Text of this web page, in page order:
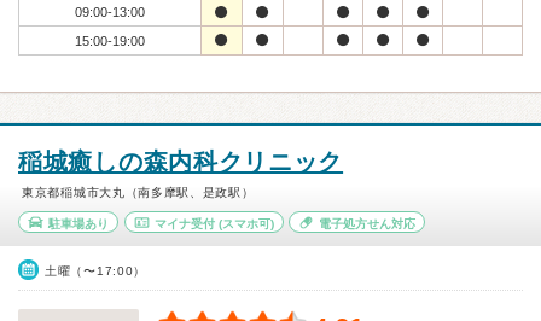
09:00-13:00
15:00-19:00
稲城癒しの森内科クリニック
東京都稲城市大丸（南多摩駅、是政駅）
駐車場あり マイナ受付(スマホ可) 電子処方せん対応
土曜（〜17:00）